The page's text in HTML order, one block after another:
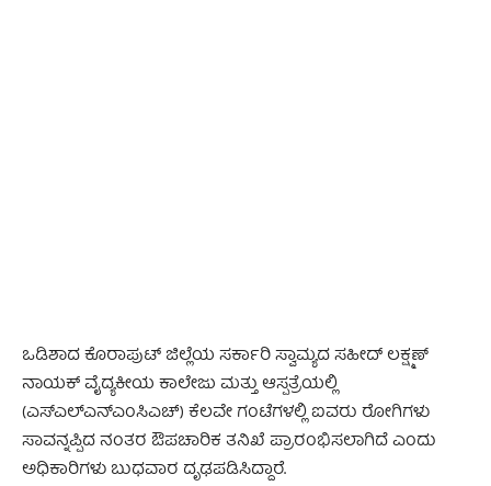
ಒಡಿಶಾದ ಕೊರಾಪುಟ್ ಜಿಲ್ಲೆಯ ಸರ್ಕಾರಿ ಸ್ವಾಮ್ಯದ ಸಹೀದ್ ಲಕ್ಷ್ಮಣ್
ನಾಯಕ್ ವೈದ್ಯಕೀಯ ಕಾಲೇಜು ಮತ್ತು ಆಸ್ಪತ್ರೆಯಲ್ಲಿ
(ಎಸ್‌ಎಲ್‌ಎನ್‌ಎಂಸಿಎಚ್‌) ಕೆಲವೇ ಗಂಟೆಗಳಲ್ಲಿ ಐವರು ರೋಗಿಗಳು
ಸಾವನ್ನಪ್ಪಿದ ನಂತರ ಔಪಚಾರಿಕ ತನಿಖೆ ಪ್ರಾರಂಭಿಸಲಾಗಿದೆ ಎಂದು
ಅಧಿಕಾರಿಗಳು ಬುಧವಾರ ದೃಢಪಡಿಸಿದ್ದಾರೆ.